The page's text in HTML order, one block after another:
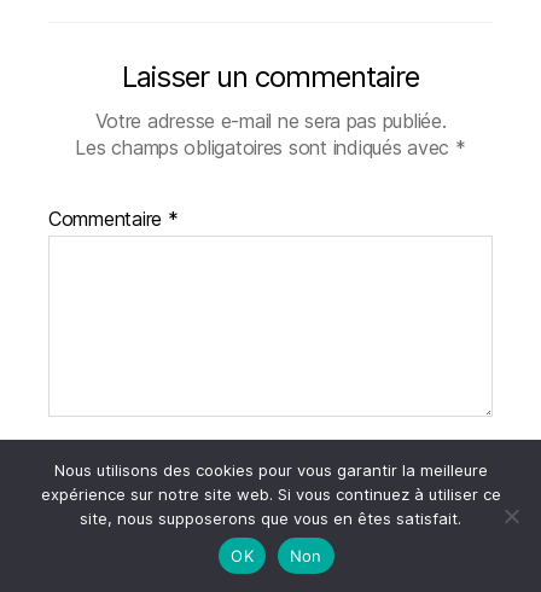
Laisser un commentaire
Votre adresse e-mail ne sera pas publiée.
Les champs obligatoires sont indiqués avec *
Commentaire *
Nous utilisons des cookies pour vous garantir la meilleure
expérience sur notre site web. Si vous continuez à utiliser ce
site, nous supposerons que vous en êtes satisfait.
OK
Non